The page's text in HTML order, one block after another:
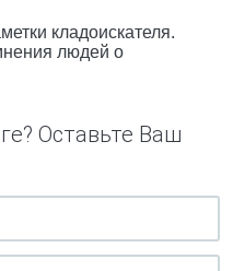
кладоискателя.
людей о
Оставьте Ваш